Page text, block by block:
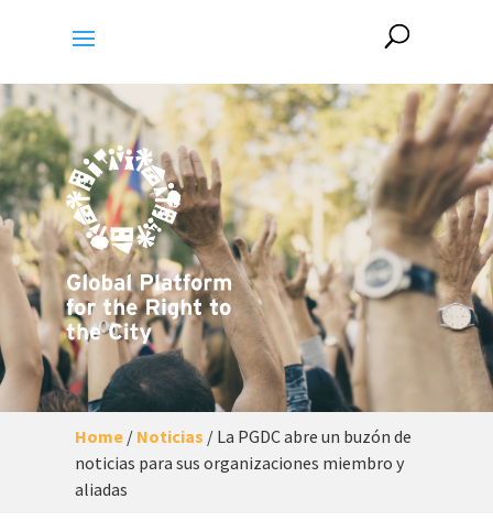
Home/ Noticias / La PGDC abre un buzón de
noticias para sus organizaciones miembro y
aliadas